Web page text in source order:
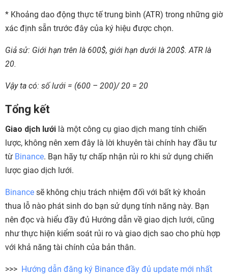
* Khoảng dao động thực tế trung bình (ATR) trong những giờ
xác định sẵn trước đây của ký hiệu được chọn.
Giả sử: Giới hạn trên là 600$, giới hạn dưới là 200$. ATR là
20.
Vậy ta có: số lưới = (600 – 200)/ 20 = 20
Tổng kết
Giao dịch lưới là một công cụ giao dịch mang tính chiến
lược, không nên xem đây là lời khuyên tài chính hay đầu tư
từ Binance. Bạn hãy tự chấp nhận rủi ro khi sử dụng chiến
lược giao dịch lưới.
Binance sẽ không chịu trách nhiệm đối với bất kỳ khoản
thua lỗ nào phát sinh do bạn sử dụng tính năng này. Bạn
nên đọc và hiểu đầy đủ Hướng dẫn về giao dịch lưới, cũng
như thực hiện kiểm soát rủi ro và giao dịch sao cho phù hợp
với khả năng tài chính của bản thân.
>>> Hướng dẫn đăng ký Binance đầy đủ update mới nhất